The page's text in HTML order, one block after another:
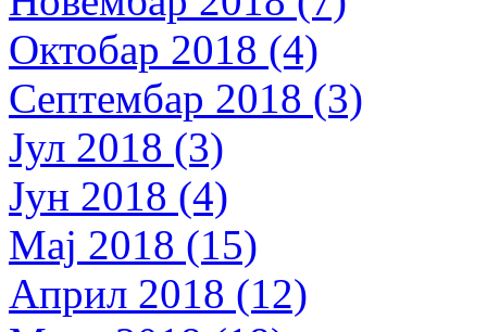
Октобар 2018 (4)
Септембар 2018 (3)
Јул 2018 (3)
Јун 2018 (4)
Мај 2018 (15)
Април 2018 (12)